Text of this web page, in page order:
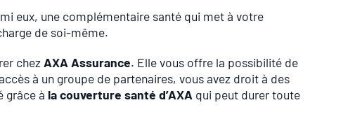
eux, une complémentaire santé qui met à votre
de soi-même.
chez AXA Assurance. Elle vous offre la possibilité de
à un groupe de partenaires, vous avez droit à des
grâce à la couverture santé d’AXA qui peut durer toute